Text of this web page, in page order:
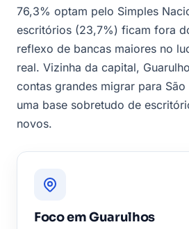
76,3% optam pelo Simples
escritórios (23,7%) ficam fora
reflexo de bancas maiores no
real. Vizinha da capital,
contas grandes migrar para
uma base sobretudo de
novos.
Foco em Guarulhos